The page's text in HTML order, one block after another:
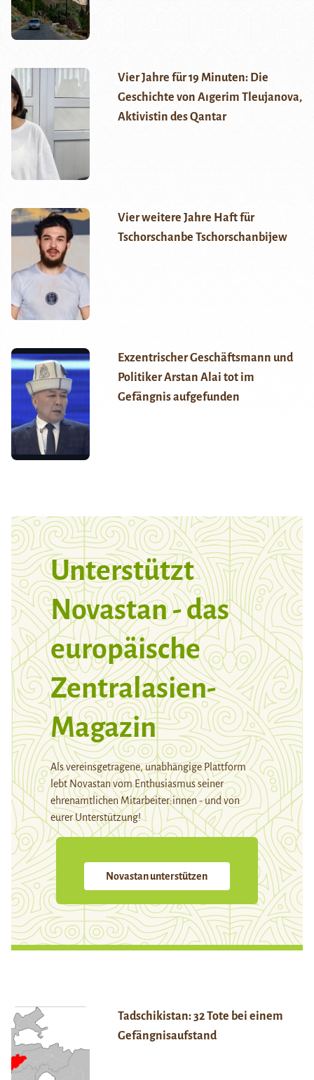
Vier Jahre für 19 Minuten: Die
Geschichte von Aıgerim Tleujanova,
Aktivistin des Qantar
Vier weitere Jahre Haft für
Tschorschanbe Tschorschanbijew
Exzentrischer Geschäftsmann und
Politiker Arstan Alai tot im
Gefängnis aufgefunden
Unterstützt
Novastan - das
europäische
Zentralasien-
Magazin
Als vereinsgetragene, unabhängige Plattform
lebt Novastan vom Enthusiasmus seiner
ehrenamtlichen Mitarbeiter:innen - und von
eurer Unterstützung!
Novastan unterstützen
Tadschikistan: 32 Tote bei einem
Gefängnisaufstand